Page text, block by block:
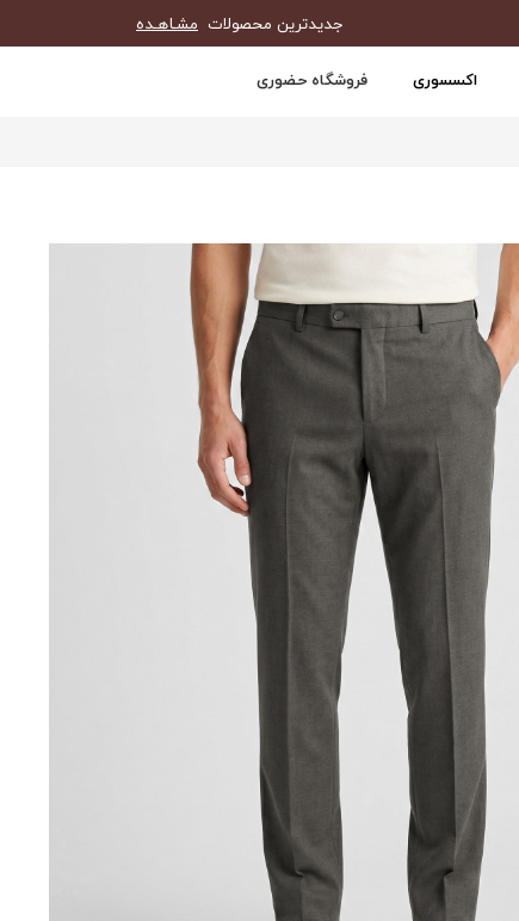
جدیدترین محصولات مشـاهـده
اکسسوری فروشگاه حضوری